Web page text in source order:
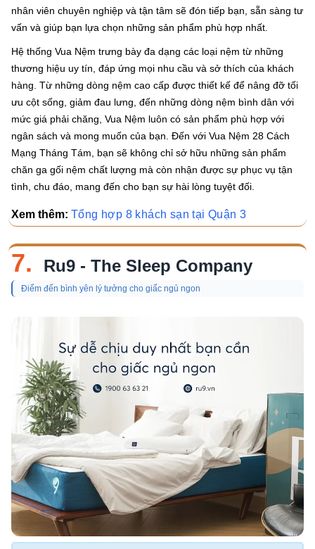
nhân viên chuyên nghiệp và tận tâm sẽ đón tiếp bạn, sẵn sàng tư
vấn và giúp bạn lựa chọn những sản phẩm phù hợp nhất.
Hệ thống Vua Nệm trưng bày đa dạng các loại nệm từ những
thương hiệu uy tín, đáp ứng mọi nhu cầu và sở thích của khách
hàng. Từ những dòng nệm cao cấp được thiết kế để nâng đỡ tối
ưu cột sống, giảm đau lưng, đến những dòng nệm bình dân với
mức giá phải chăng, Vua Nệm luôn có sản phẩm phù hợp với
ngân sách và mong muốn của bạn. Đến với Vua Nệm 28 Cách
Mạng Tháng Tám, bạn sẽ không chỉ sở hữu những sản phẩm
chăn ga gối nệm chất lượng mà còn nhận được sự phục vụ tận
tình, chu đáo, mang đến cho bạn sự hài lòng tuyệt đối.
Xem thêm: Tổng hợp 8 khách sạn tại Quận 3
7. Ru9 - The Sleep Company
Điểm đến bình yên lý tưởng cho giấc ngủ ngon